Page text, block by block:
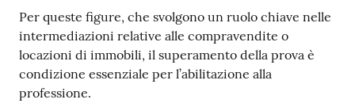
Prenotazioni
Per queste figure, che svolgono un ruolo chiave nelle
intermediazioni relative alle compravendite o
locazioni di immobili, il superamento della prova è
condizione essenziale per l’abilitazione alla
professione.